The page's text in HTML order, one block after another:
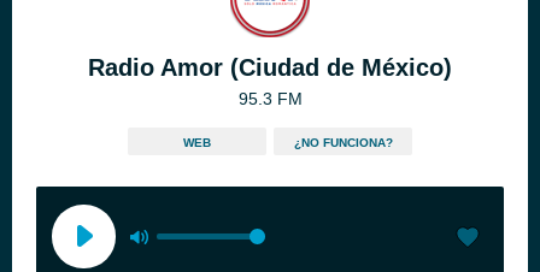
Radio Amor (Ciudad de México)
95.3 FM
WEB ¿NO FUNCIONA?